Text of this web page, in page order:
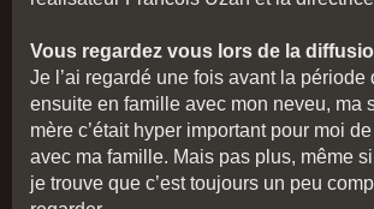
Vous regardez vous lors de la
Je l’ai regardé une fois avant la période
ensuite en famille avec mon neveu, ma
mère c’était hyper important pour moi
avec ma famille. Mais pas plus, même
je trouve que c’est toujours un peu